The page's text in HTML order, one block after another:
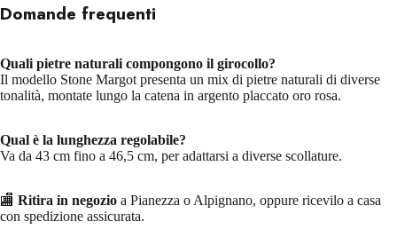
Domande frequenti
Quali pietre naturali compongono il girocollo?
Il modello Stone Margot presenta un mix di pietre naturali di diverse
tonalità, montate lungo la catena in argento placcato oro rosa.
Qual è la lunghezza regolabile?
Va da 43 cm fino a 46,5 cm, per adattarsi a diverse scollature.
🏬 Ritira in negozio a Pianezza o Alpignano, oppure ricevilo a casa
con spedizione assicurata.